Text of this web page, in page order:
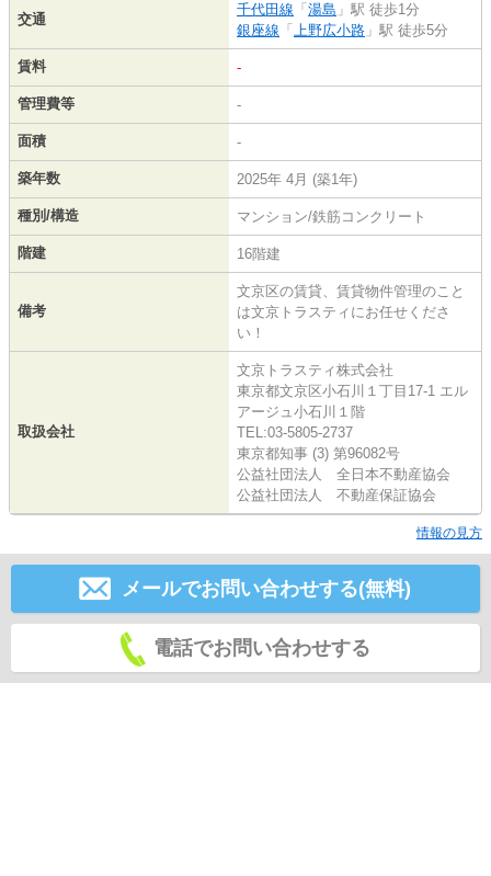
交通
千代田線 「 湯島 」駅 徒歩1分
銀座線 「 上野広小路 」駅 徒歩5分
賃料 -
管理費等 -
面積 -
築年数 2025年 4月 (築1年)
種別/構造 マンション/鉄筋コンクリート
階建 16階建
備考
文京区の賃貸、賃貸物件管理のこと
は文京トラスティにお任せくださ
い！
取扱会社
文京トラスティ株式会社
東京都文京区小石川１丁目17-1 エル
アージュ小石川１階
TEL:03-5805-2737
東京都知事 (3) 第96082号
公益社団法人 全日本不動産協会
公益社団法人 不動産保証協会
情報の見方
メールでお問い合わせする(無料)
電話でお問い合わせする